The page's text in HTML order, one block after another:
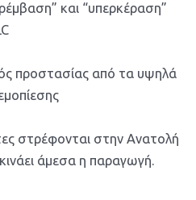
και “υπερκέραση”
προστασίας από τα υψηλά
στρέφονται στην Ανατολή
άμεσα η παραγωγή.